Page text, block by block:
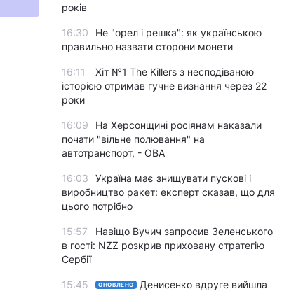
років
16:30
Не "орел і решка": як українською
правильно назвати сторони монети
16:11
Хіт №1 The Killers з несподіваною
історією отримав гучне визнання через 22
роки
16:09
На Херсонщині росіянам наказали
почати "вільне полювання" на
автотранспорт, - ОВА
16:03
Україна має знищувати пускові і
виробництво ракет: експерт сказав, що для
цього потрібно
15:57
Навіщо Вучич запросив Зеленського
в гості: NZZ розкрив приховану стратегію
Сербії
15:45 ОНОВЛЕНО
Денисенко вдруге вийшла